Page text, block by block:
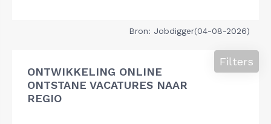
Bron: Jobdigger(04-08-2026)
ONTWIKKELING ONLINE
ONTSTANE VACATURES NAAR
REGIO
Filters